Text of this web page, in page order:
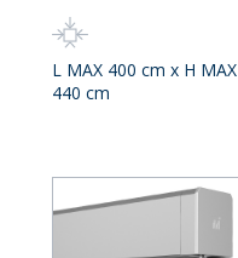
L MAX 400 cm x H MAX
440 cm